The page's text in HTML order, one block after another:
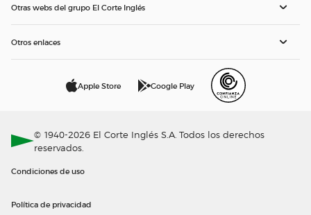
Otras webs del grupo El Corte Inglés
Otros enlaces
Apple Store Google Play
© 1940-2026 El Corte Inglés S.A. Todos los derechos
reservados.
Condiciones de uso
Política de privacidad